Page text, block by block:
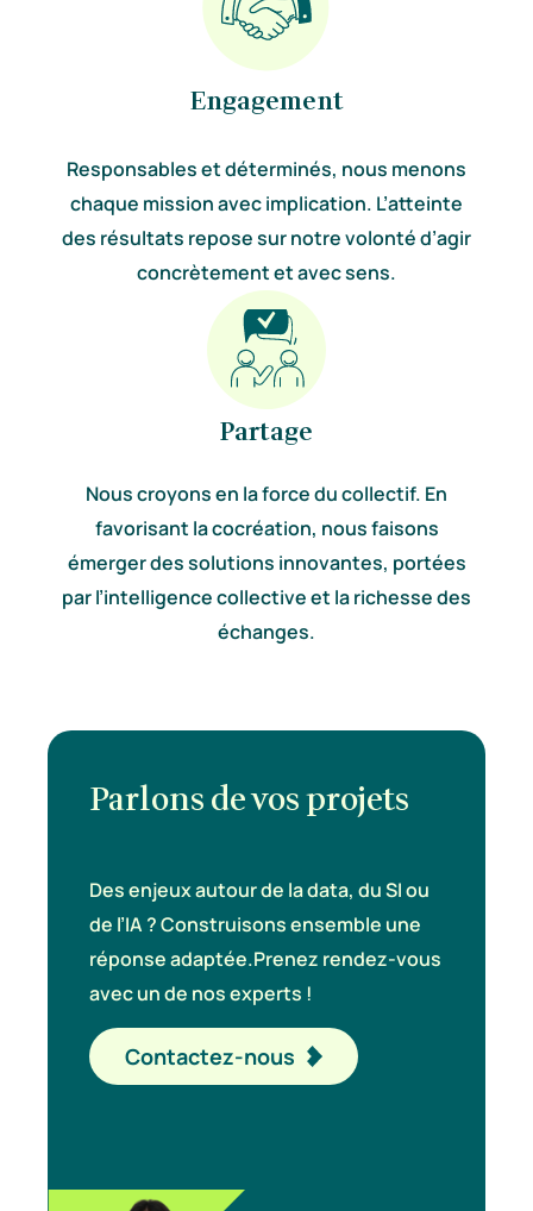
Engagement​
Responsables et déterminés, nous menons
chaque mission avec implication. L’atteinte
des résultats repose sur notre volonté d’agir
concrètement et avec sens.
Partage
Nous croyons en la force du collectif. En
favorisant la cocréation, nous faisons
émerger des solutions innovantes, portées
par l’intelligence collective et la richesse des
échanges.
Parlons de vos projets
Des enjeux autour de la data, du SI ou
de l’IA ? Construisons ensemble une
réponse adaptée.Prenez rendez-vous
avec un de nos experts !
Contactez-nous